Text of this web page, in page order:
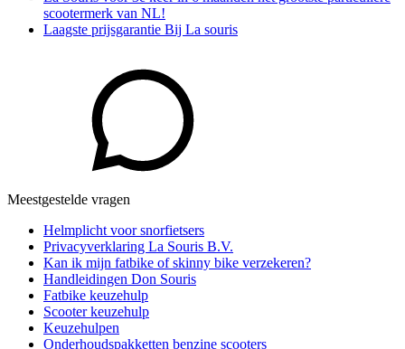
scootermerk van NL!
Laagste prijsgarantie Bij La souris
Meestgestelde vragen
Helmplicht voor snorfietsers
Privacyverklaring La Souris B.V.
Kan ik mijn fatbike of skinny bike verzekeren?
Handleidingen Don Souris
Fatbike keuzehulp
Scooter keuzehulp
Keuzehulpen
Onderhoudspakketten benzine scooters